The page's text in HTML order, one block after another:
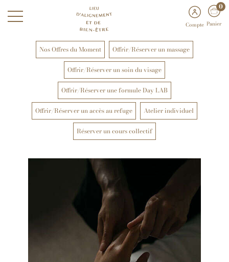
Compte
0
Panier
Nos Offres du Moment Offrir/Réserver un massage
Offrir/Réserver un soin du visage
Offrir/Réserver une formule Day LAB
Offrir/Réserver un accès au refuge Atelier individuel
Réserver un cours collectif